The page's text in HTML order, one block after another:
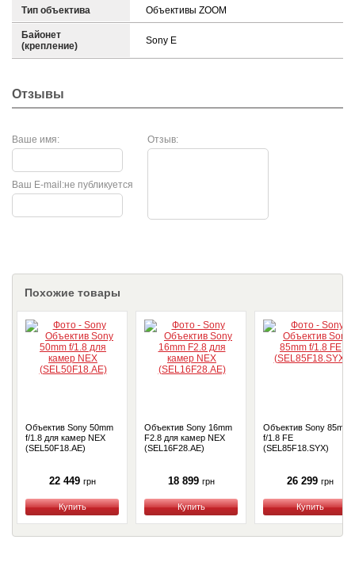
Тип объектива Объективы ZOOM
Байонет
(крепление)
Sony E
Отзывы
Ваше имя: Отзыв:
не публикуется
Ваш E-mail:
Похожие товары
Объектив Sony 50mm
f/1.8 для камер NEX
(SEL50F18.AE)
22 449 грн
Купить
Объектив Sony 16mm
F2.8 для камер NEX
(SEL16F28.AE)
18 899 грн
Купить
Объектив Sony 85mm
f/1.8 FE
(SEL85F18.SYX)
26 299 грн
Купить